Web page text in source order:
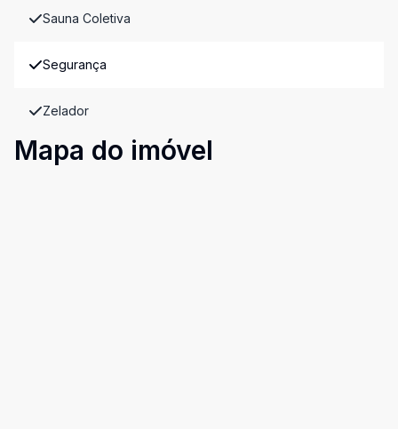
Sauna Coletiva
Segurança
Zelador
Mapa do imóvel